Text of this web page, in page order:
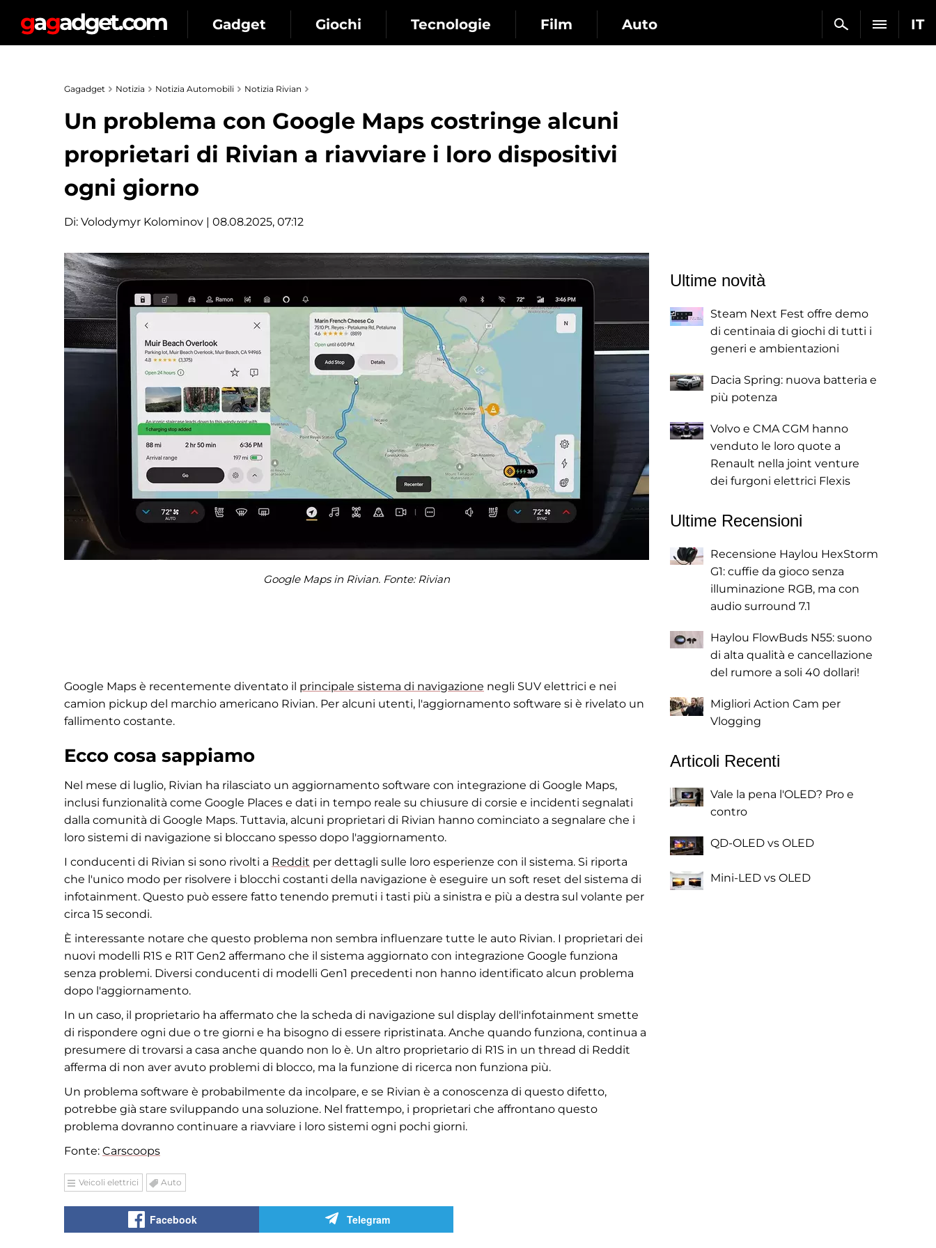
IT
Gadget Giochi Tecnologie Film Auto
Gagadget Notizia Notizia Automobili Notizia Rivian
Un problema con Google Maps costringe alcuni
proprietari di Rivian a riavviare i loro dispositivi
ogni giorno
Di: Volodymyr Kolominov | 08.08.2025, 07:12
Google Maps in Rivian. Fonte: Rivian
Google Maps è recentemente diventato il principale sistema di navigazione negli SUV elettrici e nei
camion pickup del marchio americano Rivian. Per alcuni utenti, l'aggiornamento software si è rivelato un
fallimento costante.
Ecco cosa sappiamo
Nel mese di luglio, Rivian ha rilasciato un aggiornamento software con integrazione di Google Maps,
inclusi funzionalità come Google Places e dati in tempo reale su chiusure di corsie e incidenti segnalati
dalla comunità di Google Maps. Tuttavia, alcuni proprietari di Rivian hanno cominciato a segnalare che i
loro sistemi di navigazione si bloccano spesso dopo l'aggiornamento.
I conducenti di Rivian si sono rivolti a Reddit per dettagli sulle loro esperienze con il sistema. Si riporta
che l'unico modo per risolvere i blocchi costanti della navigazione è eseguire un soft reset del sistema di
infotainment. Questo può essere fatto tenendo premuti i tasti più a sinistra e più a destra sul volante per
circa 15 secondi.
È interessante notare che questo problema non sembra influenzare tutte le auto Rivian. I proprietari dei
nuovi modelli R1S e R1T Gen2 affermano che il sistema aggiornato con integrazione Google funziona
senza problemi. Diversi conducenti di modelli Gen1 precedenti non hanno identificato alcun problema
dopo l'aggiornamento.
In un caso, il proprietario ha affermato che la scheda di navigazione sul display dell'infotainment smette
di rispondere ogni due o tre giorni e ha bisogno di essere ripristinata. Anche quando funziona, continua a
presumere di trovarsi a casa anche quando non lo è. Un altro proprietario di R1S in un thread di Reddit
afferma di non aver avuto problemi di blocco, ma la funzione di ricerca non funziona più.
Un problema software è probabilmente da incolpare, e se Rivian è a conoscenza di questo difetto,
potrebbe già stare sviluppando una soluzione. Nel frattempo, i proprietari che affrontano questo
problema dovranno continuare a riavviare i loro sistemi ogni pochi giorni.
Fonte: Carscoops
Veicoli elettrici Auto
Facebook Telegram
Ultime novità
Steam Next Fest offre demo
di centinaia di giochi di tutti i
generi e ambientazioni
Dacia Spring: nuova batteria e
più potenza
Volvo e CMA CGM hanno
venduto le loro quote a
Renault nella joint venture
dei furgoni elettrici Flexis
Ultime Recensioni
Recensione Haylou HexStorm
G1: cuffie da gioco senza
illuminazione RGB, ma con
audio surround 7.1
Haylou FlowBuds N55: suono
di alta qualità e cancellazione
del rumore a soli 40 dollari!
Migliori Action Cam per
Vlogging
Articoli Recenti
Vale la pena l'OLED? Pro e
contro
QD-OLED vs OLED
Mini-LED vs OLED